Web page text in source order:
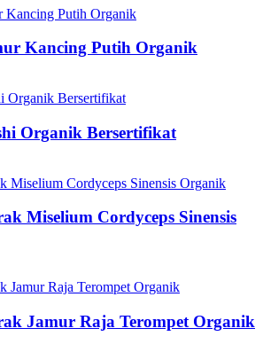
Kancing Putih Organik
Organik Bersertifikat
Miselium Cordyceps Sinensis
Jamur Raja Terompet Organik